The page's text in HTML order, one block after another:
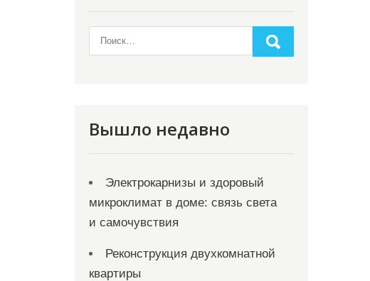
Вышло недавно
Электрокарнизы и здоровый
микроклимат в доме: связь света
и самочувствия
Реконструкция двухкомнатной
квартиры